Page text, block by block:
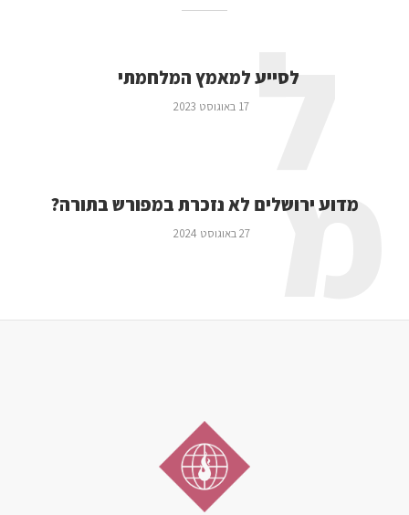
לסייע למאמץ המלחמתי
17 באוגוסט 2023 ל
מדוע ירושלים לא נזכרת במפורש בתורה?
27 באוגוסט 2024 מ